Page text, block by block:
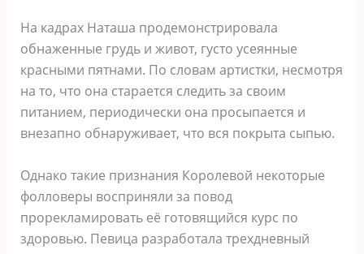
На кадрах Наташа продемонстрировала
обнаженные грудь и живот, густо усеянные
красными пятнами. По словам артистки, несмотря
на то, что она старается следить за своим
питанием, периодически она просыпается и
внезапно обнаруживает, что вся покрыта сыпью.
Однако такие признания Королевой некоторые
фолловеры восприняли за повод
прорекламировать её готовящийся курс по
здоровью. Певица разработала трехдневный